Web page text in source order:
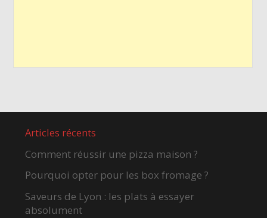
Articles récents
Comment réussir une pizza maison ?
Pourquoi opter pour les box fromage ?
Saveurs de Lyon : les plats à essayer
absolument